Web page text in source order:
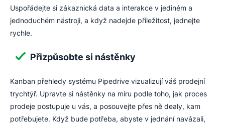
Uspořádejte si zákaznická data a interakce v jediném a
jednoduchém nástroji, a když nadejde příležitost, jednejte
rychle.
Přizpůsobte si nástěnky
Kanban přehledy systému Pipedrive vizualizují váš prodejní
trychtýř. Upravte si nástěnky na míru podle toho, jak proces
prodeje postupuje u vás, a posouvejte přes ně dealy, kam
potřebujete. Když bude potřeba, abyste v jednání navázali,